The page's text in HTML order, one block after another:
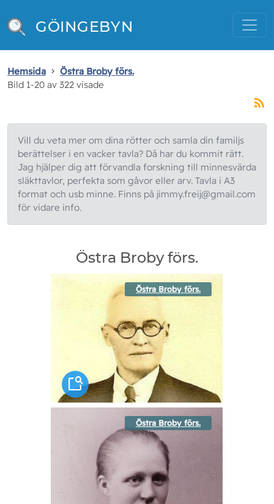
GÖINGEBYN
Hemsida
Östra Broby förs.
Bild 1-20 av 322 visade
Vill du veta mer om dina rötter och samla din familjs
berättelser i en vacker tavla? Då har du kommit rätt.
Jag hjälper dig att förvandla forskning till minnesvärda
släkttavlor, perfekta som gåvor eller arv. Tavla i A3
format och usb minne. Finns på jimmy.freij@gmail.com
för vidare info.
Östra Broby förs.
Östra Broby förs.
Östra Broby förs.